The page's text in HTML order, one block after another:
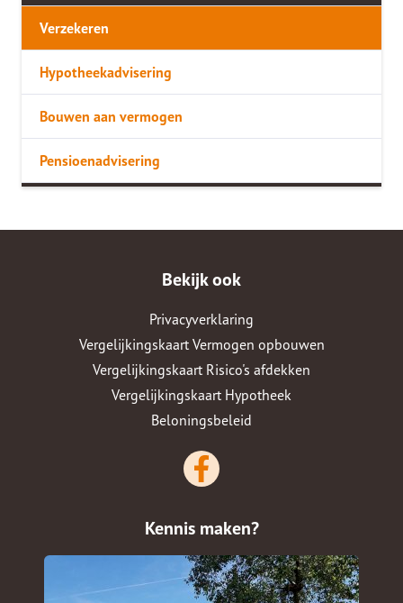
Verzekeren
Hypotheekadvisering
Bouwen aan vermogen
Pensioenadvisering
Bekijk ook
Privacyverklaring
Vergelijkingskaart Vermogen opbouwen
Vergelijkingskaart Risico's afdekken
Vergelijkingskaart Hypotheek
Beloningsbeleid
Kennis maken?